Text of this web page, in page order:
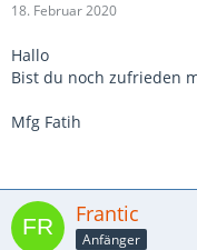
18. Februar 2020
Hallo
Bist du noch zufrieden
Mfg Fatih
Frantic
Anfänger